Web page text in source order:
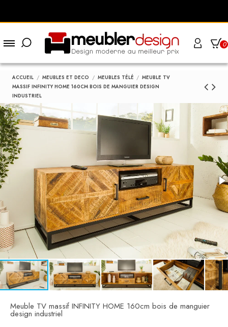
0
ACCUEIL MEUBLES ET DECO MEUBLES TÉLÉ
MEUBLE TV
MASSIF INFINITY HOME 160CM BOIS DE MANGUIER DESIGN
INDUSTRIEL
Meuble TV massif INFINITY HOME 160cm bois de manguier
design industriel